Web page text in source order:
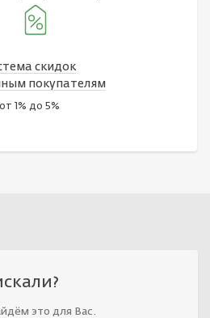
скидок
покупателям
от 1% до 5%
это для Вас.